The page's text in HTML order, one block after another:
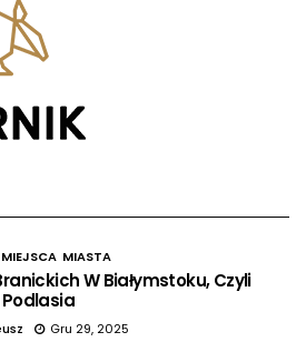
MIASTA
W Białymstoku, Czyli
Gru 29, 2025